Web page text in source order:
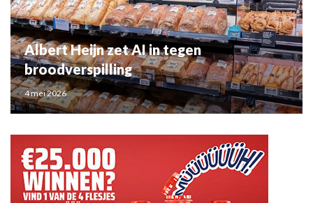
Albert Heijn zet AI in tegen
broodverspilling
4 mei 2026